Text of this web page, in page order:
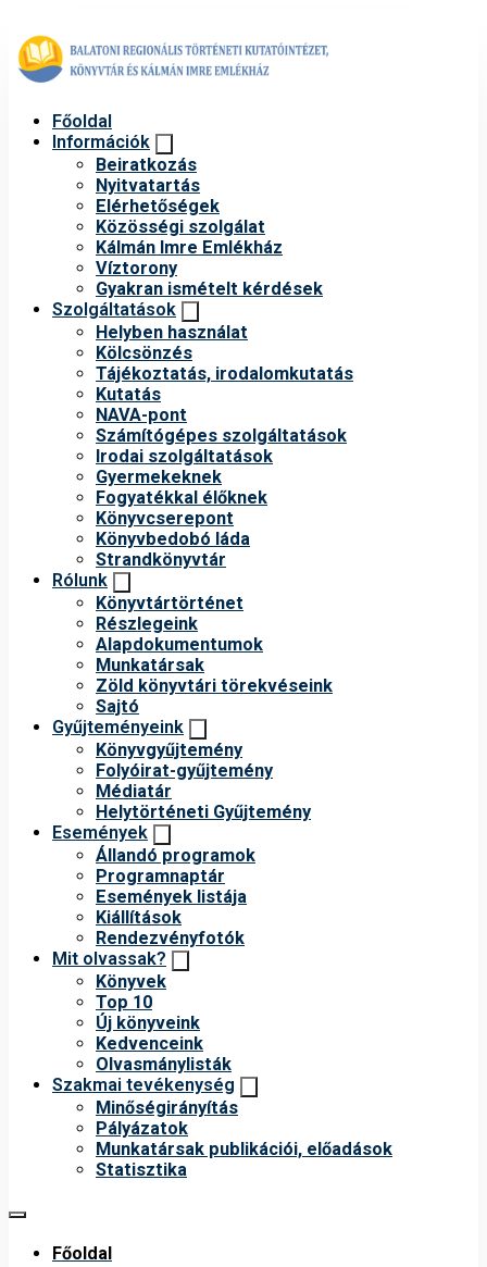
Főoldal
Információk
Beiratkozás
Nyitvatartás
Elérhetőségek
Közösségi szolgálat
Kálmán Imre Emlékház
Víztorony
Gyakran ismételt kérdések
Szolgáltatások
Helyben használat
Kölcsönzés
Tájékoztatás, irodalomkutatás
Kutatás
NAVA-pont
Számítógépes szolgáltatások
Irodai szolgáltatások
Gyermekeknek
Fogyatékkal élőknek
Könyvcserepont
Könyvbedobó láda
Strandkönyvtár
Rólunk
Könyvtártörténet
Részlegeink
Alapdokumentumok
Munkatársak
Zöld könyvtári törekvéseink
Sajtó
Gyűjteményeink
Könyvgyűjtemény
Folyóirat-gyűjtemény
Médiatár
Helytörténeti Gyűjtemény
Események
Állandó programok
Programnaptár
Események listája
Kiállítások
Rendezvényfotók
Mit olvassak?
Könyvek
Top 10
Új könyveink
Kedvenceink
Olvasmánylisták
Szakmai tevékenység
Minőségirányítás
Pályázatok
Munkatársak publikációi, előadások
Statisztika
Főoldal